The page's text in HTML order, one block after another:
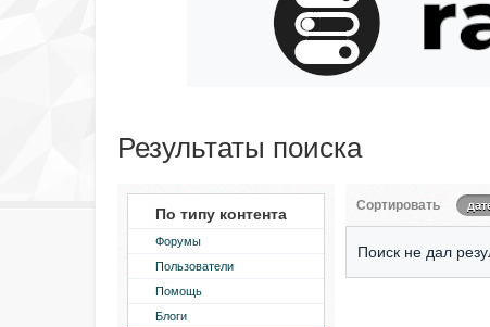
Результаты поиска
По типу контента
Форумы
Пользователи
Помощь
Блоги
Сортировать
Поиск не дал